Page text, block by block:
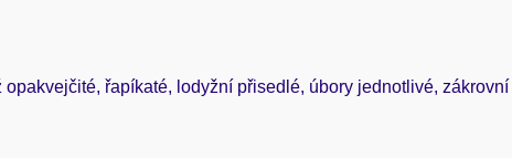
opakvejčité, řapíkaté, lodyžní přisedlé, úbory jednotlivé,